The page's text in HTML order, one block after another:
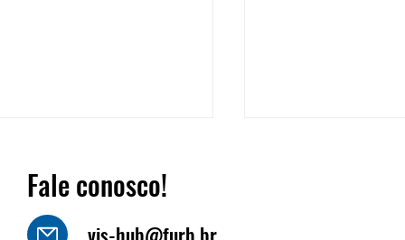
Fale conosco!